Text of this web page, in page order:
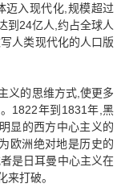
迈入现代化,规模超过
到24亿人,约占全球人
人类现代化的人口版
义的思维方式,使更多
1822年到1831年,黑
显的西方中心主义的
欧洲绝对地是历史的
是日耳曼中心主义在
打破。